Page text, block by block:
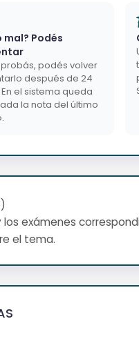
mal? Podés
podés volver
después de 24
el sistema queda
la nota del último
exámenes
el tema.